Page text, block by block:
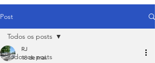
Post
Todos os posts
Todos os posts
RJ
18 de mai.